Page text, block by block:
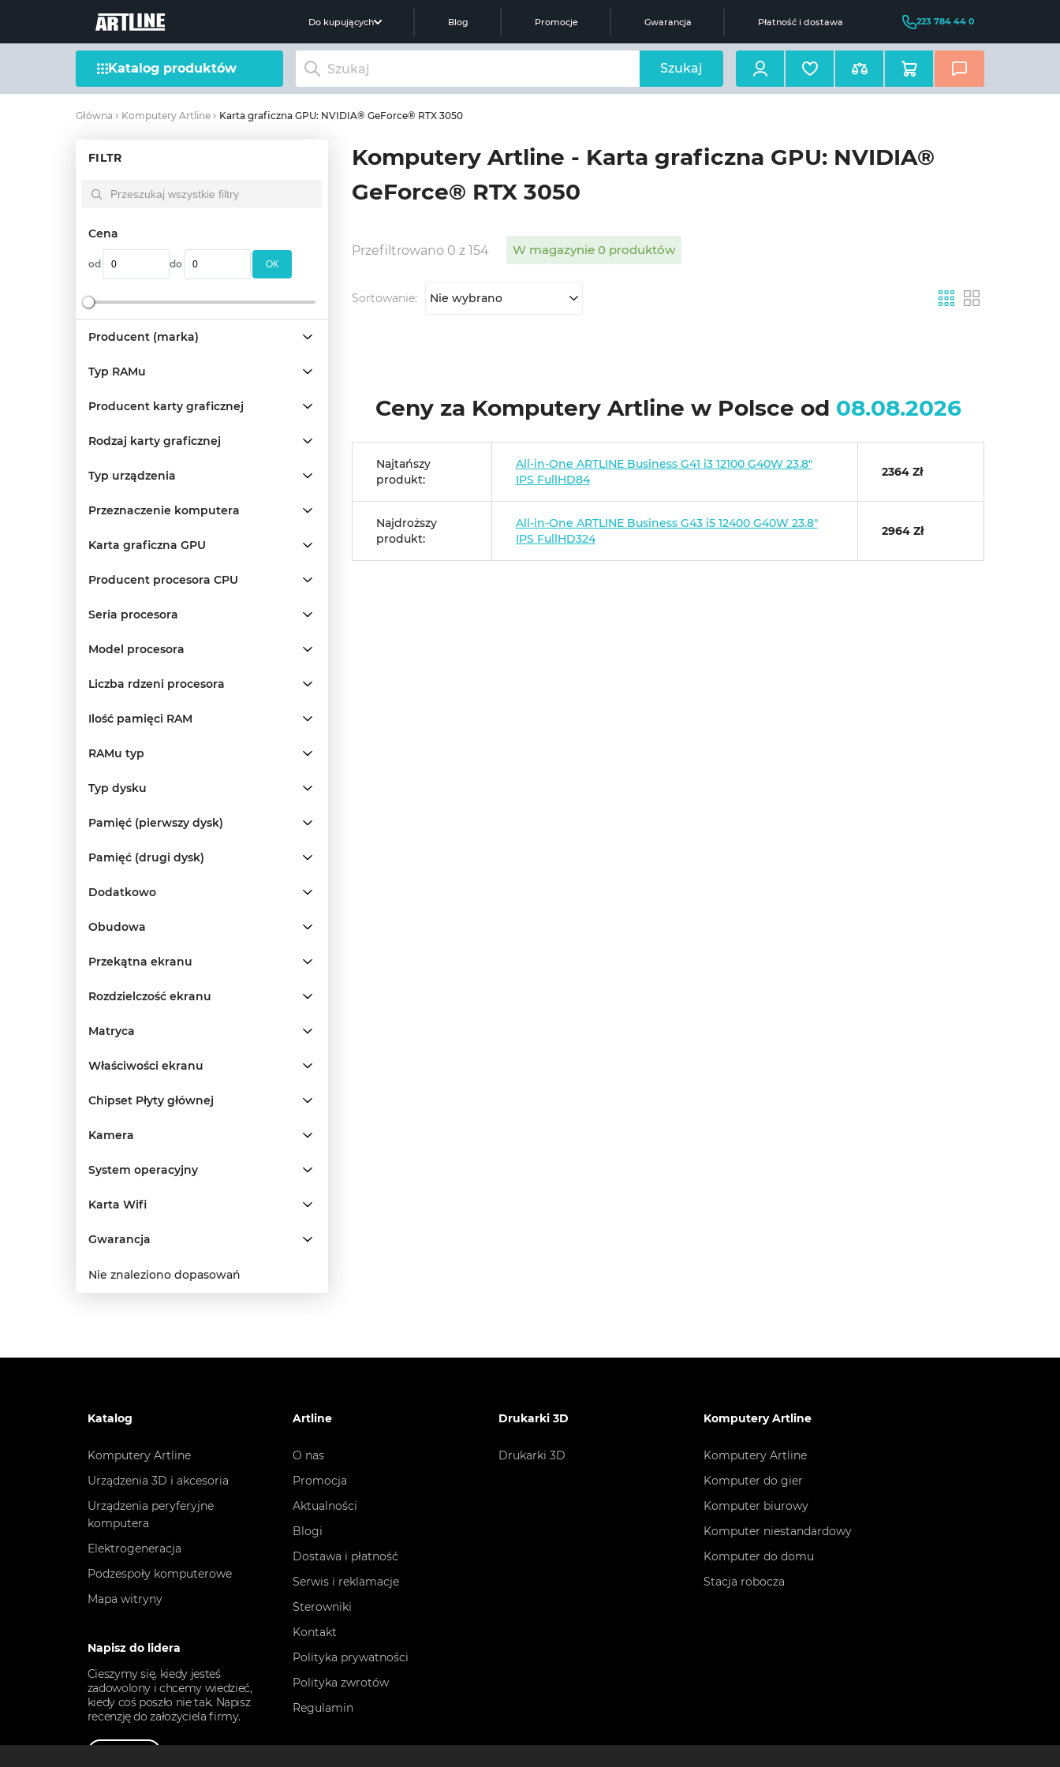
Do kupujących Blog Promocje Gwarancja Płatność i dostawa 223 784 44 0
Katalog produktów Szukaj
Główna Komputery Artline Karta graficzna GPU: NVIDIA® GeForce® RTX 3050
FILTR
Cena
od do OК
Producent (marka)
Typ RAMu
Producent karty graficznej
Rodzaj karty graficznej
Typ urządzenia
Przeznaczenie komputera
Karta graficzna GPU
Producent procesora CPU
Seria procesora
Model procesora
Liczba rdzeni procesora
Ilość pamięci RAM
RAMu typ
Typ dysku
Pamięć (pierwszy dysk)
Pamięć (drugi dysk)
Dodatkowo
Obudowa
Przekątna ekranu
Rozdzielczość ekranu
Matryca
Właściwości ekranu
Chipset Płyty głównej
Kamera
System operacyjny
Karta Wifi
Gwarancja
Nie znaleziono dopasowań
Komputery Artline - Karta graficzna GPU: NVIDIA®
GeForce® RTX 3050
Przefiltrowano 0 z 154 W magazynie 0 produktów
Sortowanie: Nie wybrano
Ceny za Komputery Artline w Polsce od 08.08.2026
Najtańszy
produkt:
All-in-One ARTLINE Business G41 i3 12100 G40W 23.8"
IPS FullHD84
2364 Zł
Najdroższy
produkt:
All-in-One ARTLINE Business G43 i5 12400 G40W 23.8"
IPS FullHD324
2964 Zł
Katalog
Komputery Artline
Urządzenia 3D i akcesoria
Urządzenia peryferyjne
komputera
Elektrogeneracja
Podzespoły komputerowe
Mapa witryny
Napisz do lidera
Cieszymy się, kiedy jesteś
zadowolony i chcemy wiedzieć,
kiedy coś poszło nie tak. Napisz
recenzję do założyciela firmy.
Artline
O nas
Promocja
Aktualności
Blogi
Dostawa i płatność
Serwis i reklamacje
Sterowniki
Kontakt
Polityka prywatności
Polityka zwrotów
Regulamin
Drukarki 3D
Drukarki 3D
Komputery Artline
Komputery Artline
Komputer do gier
Komputer biurowy
Komputer niestandardowy
Komputer do domu
Stacja robocza